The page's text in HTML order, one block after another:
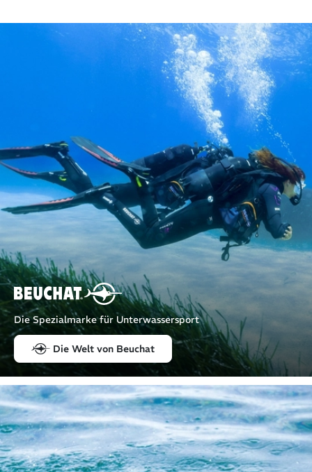
Die Spezialmarke für Unterwassersport
Die Welt von Beuchat